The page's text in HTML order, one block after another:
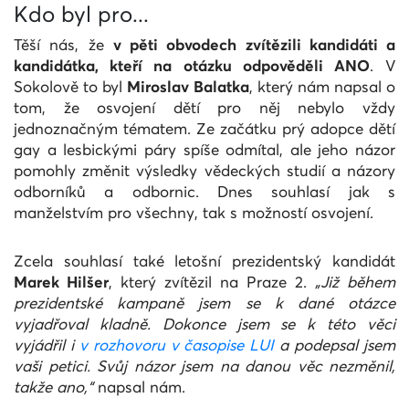
Kdo byl pro...
Těší nás, že v pěti obvodech zvítězili kandidáti a
kandidátka, kteří na otázku odpověděli ANO. V
Sokolově to byl Miroslav Balatka, který nám napsal o
tom, že osvojení dětí pro něj nebylo vždy
jednoznačným tématem. Ze začátku prý adopce dětí
gay a lesbickými páry spíše odmítal, ale jeho názor
pomohly změnit výsledky vědeckých studií a názory
odborníků a odbornic. Dnes souhlasí jak s
manželstvím pro všechny, tak s možností osvojení.
Zcela souhlasí také letošní prezidentský kandidát
Marek Hilšer, který zvítězil na Praze 2. „Již během
prezidentské kampaně jsem se k dané otázce
vyjadřoval kladně. Dokonce jsem se k této věci
vyjádřil i v rozhovoru v časopise LUIa podepsal jsem
vaši petici. Svůj názor jsem na danou věc nezměnil,
takže ano,“napsal nám.